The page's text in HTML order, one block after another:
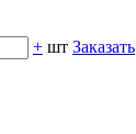
+ шт Заказать